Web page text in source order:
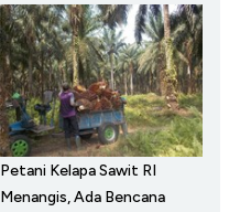
Petani Kelapa Sawit RI
Menangis, Ada Bencana